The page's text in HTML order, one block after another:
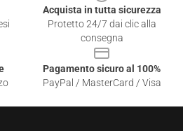
Acquista in tutta sicurezza
Protetto 24/7 dai clic alla
consegna
Pagamento sicuro al 100%
PayPal / MasterCard / Visa